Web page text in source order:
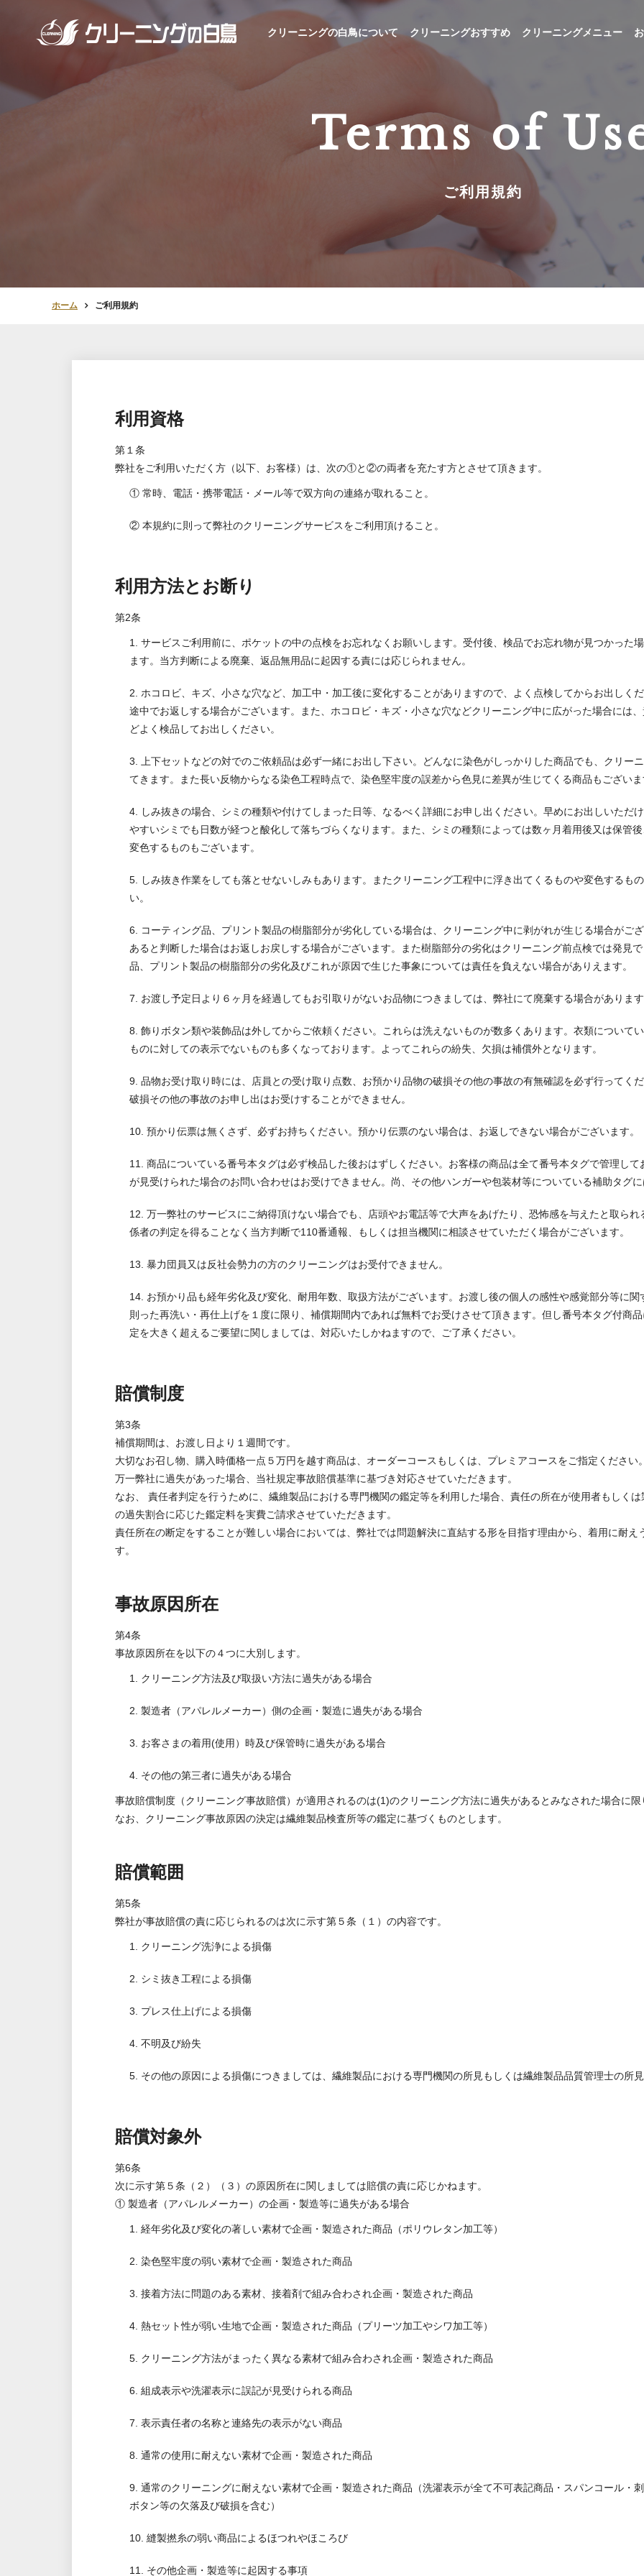
クリーニングの白鳥について クリーニングおすすめ クリーニングメニュー
Terms of
ご利用規約
ホーム ご利用規約
利用資格
第１条
弊社をご利用いただく方（以下、お客様）は、次の①と②の両者を充たす方とさせて頂きます。
① 常時、電話・携帯電話・メール等で双方向の連絡が取れること。
② 本規約に則って弊社のクリーニングサービスをご利用頂けること。
利用方法とお断り
第2条
1. サービスご利用前に、ポケットの中の点検をお忘れなくお願いします。受付後、検品でお忘れ物が見つかった
ます。当方判断による廃棄、返品無用品に起因する責には応じられません。
2. ホコロビ、キズ、小さな穴など、加工中・加工後に変化することがありますので、よく点検してからお出しく
途中でお返しする場合がございます。また、ホコロビ・キズ・小さな穴などクリーニング中に広がった場合には
どよく検品してお出しください。
3. 上下セットなどの対でのご依頼品は必ず一緒にお出し下さい。どんなに染色がしっかりした商品でも、クリー
てきます。また長い反物からなる染色工程時点で、染色堅牢度の誤差から色見に差異が生じてくる商品もござい
4. しみ抜きの場合、シミの種類や付けてしまった日等、なるべく詳細にお申し出ください。早めにお出しいただ
やすいシミでも日数が経つと酸化して落ちづらくなります。また、シミの種類によっては数ヶ月着用後又は保管
変色するものもございます。
5. しみ抜き作業をしても落とせないしみもあります。またクリーニング工程中に浮き出てくるものや変色するも
い。
6. コーティング品、プリント製品の樹脂部分が劣化している場合は、クリーニング中に剥がれが生じる場合がご
あると判断した場合はお返しお戻しする場合がございます。また樹脂部分の劣化はクリーニング前点検では発見
品、プリント製品の樹脂部分の劣化及びこれが原因で生じた事象については責任を負えない場合がありえます。
7. お渡し予定日より６ヶ月を経過してもお引取りがないお品物につきましては、弊社にて廃棄する場合がありま
8. 飾りボタン類や装飾品は外してからご依頼ください。これらは洗えないものが数多くあります。衣類について
ものに対しての表示でないものも多くなっております。よってこれらの紛失、欠損は補償外となります。
9. 品物お受け取り時には、店員との受け取り点数、お預かり品物の破損その他の事故の有無確認を必ず行ってく
破損その他の事故のお申し出はお受けすることができません。
10. 預かり伝票は無くさず、必ずお持ちください。預かり伝票のない場合は、お返しできない場合がございます。
11. 商品についている番号本タグは必ず検品した後おはずしください。お客様の商品は全て番号本タグで管理し
が見受けられた場合のお問い合わせはお受けできません。尚、その他ハンガーや包装材等についている補助タグ
12. 万一弊社のサービスにご納得頂けない場合でも、店頭やお電話等で大声をあげたり、恐怖感を与えたと取ら
係者の判定を得ることなく当方判断で110番通報、もしくは担当機関に相談させていただく場合がございます。
13. 暴力団員又は反社会勢力の方のクリーニングはお受付できません。
14. お預かり品も経年劣化及び変化、耐用年数、取扱方法がございます。お渡し後の個人の感性や感覚部分等に
則った再洗い・再仕上げを１度に限り、補償期間内であれば無料でお受けさせて頂きます。但し番号本タグ付商
定を大きく超えるご要望に関しましては、対応いたしかねますので、ご了承ください。
賠償制度
第3条
補償期間は、お渡し日より１週間です。
大切なお召し物、購入時価格一点５万円を越す商品は、オーダーコースもしくは、プレミアコースをご指定ください
万一弊社に過失があった場合、当社規定事故賠償基準に基づき対応させていただきます。
なお、 責任者判定を行うために、繊維製品における専門機関の鑑定等を利用した場合、責任の所在が使用者もしく
の過失割合に応じた鑑定料を実費ご請求させていただきます。
責任所在の断定をすることが難しい場合においては、弊社では問題解決に直結する形を目指す理由から、着用に耐
す。
事故原因所在
第4条
事故原因所在を以下の４つに大別します。
1. クリーニング方法及び取扱い方法に過失がある場合
2. 製造者（アパレルメーカー）側の企画・製造に過失がある場合
3. お客さまの着用(使用）時及び保管時に過失がある場合
4. その他の第三者に過失がある場合
事故賠償制度（クリーニング事故賠償）が適用されるのは(1)のクリーニング方法に過失があるとみなされた場合に限
なお、クリーニング事故原因の決定は繊維製品検査所等の鑑定に基づくものとします。
賠償範囲
第5条
弊社が事故賠償の責に応じられるのは次に示す第５条（１）の内容です。
1. クリーニング洗浄による損傷
2. シミ抜き工程による損傷
3. プレス仕上げによる損傷
4. 不明及び紛失
5. その他の原因による損傷につきましては、繊維製品における専門機関の所見もしくは繊維製品品質管理士の所
賠償対象外
第6条
次に示す第５条（２）（３）の原因所在に関しましては賠償の責に応じかねます。
① 製造者（アパレルメーカー）の企画・製造等に過失がある場合
1. 経年劣化及び変化の著しい素材で企画・製造された商品（ポリウレタン加工等）
2. 染色堅牢度の弱い素材で企画・製造された商品
3. 接着方法に問題のある素材、接着剤で組み合わされ企画・製造された商品
4. 熱セット性が弱い生地で企画・製造された商品（プリーツ加工やシワ加工等）
5. クリーニング方法がまったく異なる素材で組み合わされ企画・製造された商品
6. 組成表示や洗濯表示に誤記が見受けられる商品
7. 表示責任者の名称と連絡先の表示がない商品
8. 通常の使用に耐えない素材で企画・製造された商品
9. 通常のクリーニングに耐えない素材で企画・製造された商品（洗濯表示が全て不可表記商品・スパンコール・
ボタン等の欠落及び破損を含む）
10. 縫製撚糸の弱い商品によるほつれやほころび
11. その他企画・製造等に起因する事項